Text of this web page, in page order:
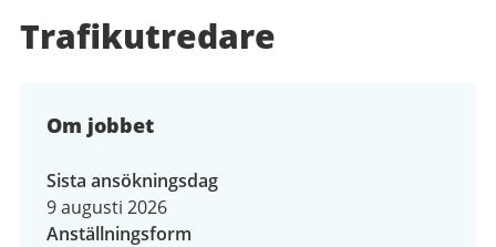
Trafikutredare
Om jobbet
Sista ansökningsdag
9 augusti 2026
Anställningsform